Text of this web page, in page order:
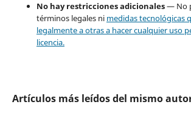
No hay restricciones adicionales— No
términos legales ni medidas tecnológicas
legalmente a otras a hacer cualquier uso
licencia.
Artículos más leídos del mismo